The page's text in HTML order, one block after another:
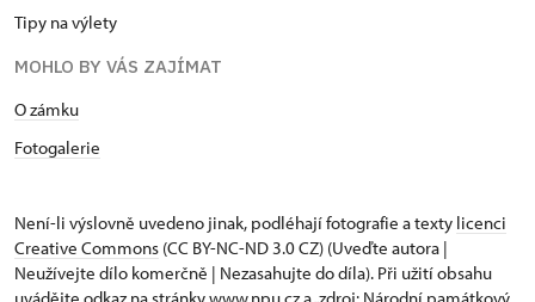
Tipy na výlety
MOHLO BY VÁS ZAJÍMAT
O zámku
Fotogalerie
Není-li výslovně uvedeno jinak, podléhají fotografie a texty licenci
Creative Commons (CC BY-NC-ND 3.0 CZ) (Uveďte autora |
Neužívejte dílo komerčně | Nezasahujte do díla). Při užití obsahu